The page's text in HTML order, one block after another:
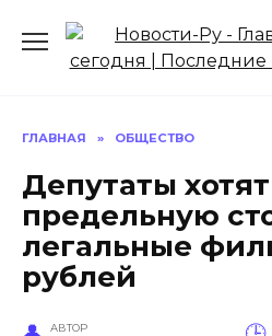
содержанию
ГЛАВНАЯ » ОБЩЕСТВО
Депутаты
предельную
легальные
рублей
АВТОР